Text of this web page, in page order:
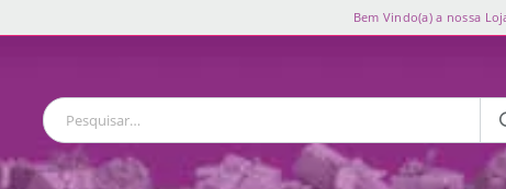
Bem Vindo(a) a nossa